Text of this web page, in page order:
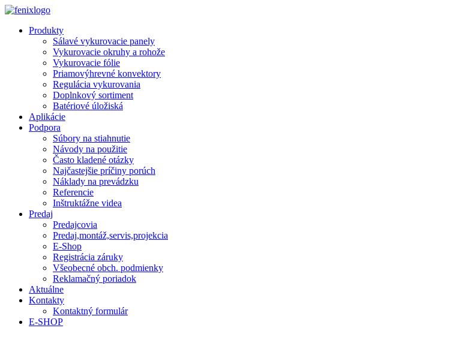
Skip to main content
Produkty
Sálavé vykurovacie panely
Vykurovacie okruhy a rohože
Vykurovacie fólie
Priamovýhrevné konvektory
Regulácia vykurovania
Doplnkový sortiment
Batériové úložiská
Aplikácie
Podpora
Súbory na stiahnutie
Návody na použitie
Často kladené otázky
Najčastejšie príčiny porúch
Náklady na prevádzku
Referencie
Inštruktážne videa
Predaj
Predajcovia
Predaj,montáž,servis,projekcia
E-Shop
Registrácia záruky
Všeobecné obch. podmienky
Reklamačný poriadok
Aktuálne
Kontakty
Kontaktný formulár
E-SHOP